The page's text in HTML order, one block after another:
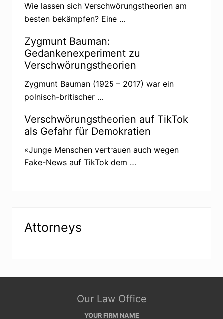
Wie lassen sich Verschwörungstheorien am
besten bekämpfen? Eine …
Zygmunt Bauman:
Gedankenexperiment zu
Verschwörungstheorien
Zygmunt Bauman (1925 – 2017) war ein
polnisch-britischer …
Verschwörungstheorien auf TikTok
als Gefahr für Demokratien
«Junge Menschen vertrauen auch wegen
Fake-News auf TikTok dem …
Attorneys
Our Law Office
YOUR FIRM NAME